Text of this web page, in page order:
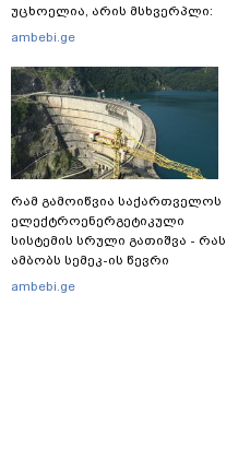
უცხოელია, არის მსხვერპლი:
ბოლო ცნობები სეუტადან,
გასვლის ეშინიათ
ambebi.ge
რამ გამოიწვია საქართველოს
ელექტროენერგეტიკული
სისტემის სრული გათიშვა - რას
ამბობს სემეკ-ის წევრი
ambebi.ge